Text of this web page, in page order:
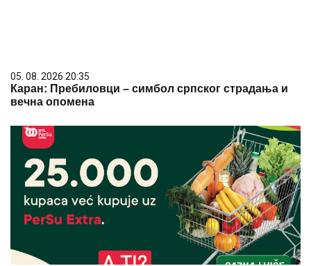
05. 08. 2026 20:35
Каран: Пребиловци – симбол српског страдања и
вечна опомена